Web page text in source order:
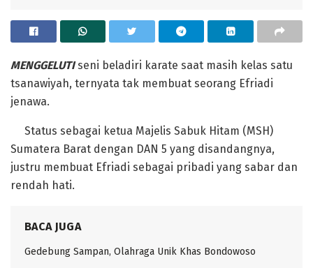
MENGGELUTIseni beladiri karate saat masih kelas satu
tsanawiyah, ternyata tak membuat seorang Efriadi
jenawa.
‎Status sebagai ketua Majelis Sabuk Hitam (MSH)
Sumatera Barat dengan DAN 5 yang disandangnya,
justru membuat Efriadi sebagai pribadi yang sabar dan
rendah hati.
BACA JUGA
Gedebung Sampan, Olahraga Unik Khas Bondowoso